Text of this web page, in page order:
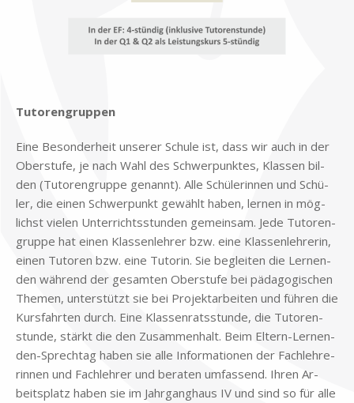
Tu­toren­grup­pen
Eine Be­son­der­heit un­se­rer Schu­le ist, dass wir auch in der
Ober­stu­fe, je nach Wahl des Schwer­punk­tes, Klas­sen bil­
den (Tu­toren­grup­pe ge­nannt). Alle Schü­le­rin­nen und Schü­
ler, die ei­nen Schwer­punkt ge­wählt ha­ben, ler­nen in mög­
lichst vie­len Un­ter­richts­stun­den ge­mein­sam. Jede Tu­toren­
grup­pe hat ei­nen Klas­sen­leh­rer bzw. eine Klas­sen­leh­re­rin,
ei­nen Tu­to­ren bzw. eine Tu­to­rin. Sie be­glei­ten die Ler­nen­
den wäh­rend der ge­sam­ten Ober­stu­fe bei päd­ago­gi­schen
The­men, un­ter­stützt sie bei Pro­jekt­ar­bei­ten und füh­ren die
Kurs­fahr­ten durch. Eine Klas­sen­rats­stun­de, die Tu­to­ren­
stun­de, stärkt die den Zu­sam­men­halt. Beim El­tern-Ler­nen­
den-Sprech­tag ha­ben sie alle In­for­ma­tio­nen der Fach­leh­re­
rin­nen und Fach­leh­rer und be­ra­ten um­fas­send. Ih­ren Ar­
beits­platz ha­ben sie im Jahr­gang­haus IV und sind so für alle